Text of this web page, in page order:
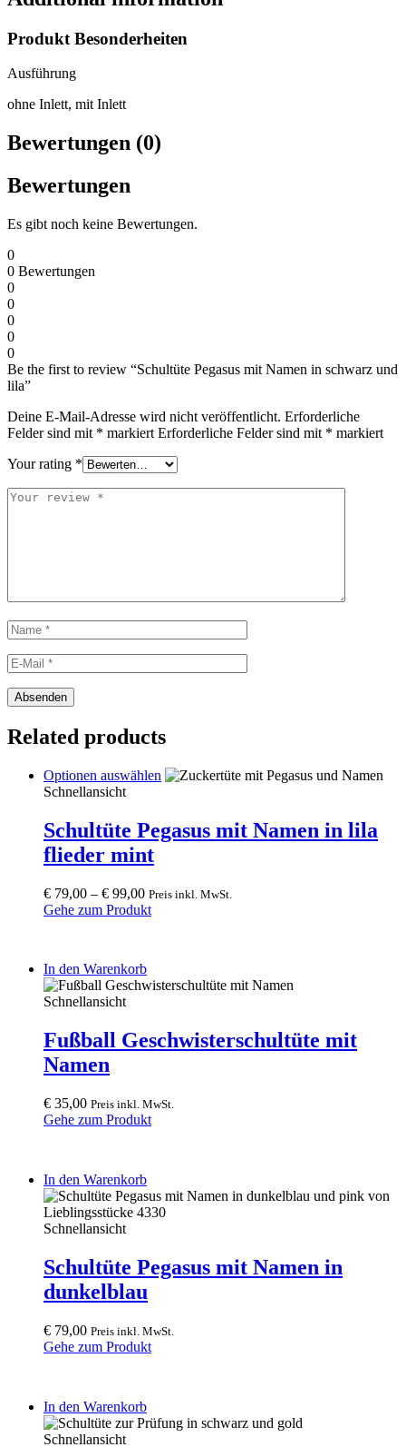
Produkt Besonderheiten
Ausführung
ohne Inlett, mit Inlett
Bewertungen (0)
Bewertungen
Es gibt noch keine Bewertungen.
0
0 Bewertungen
0
0
0
0
0
Be the first to review “Schultüte Pegasus mit Namen in schwarz und
lila”
Deine E-Mail-Adresse wird nicht veröffentlicht. Erforderliche
Felder sind mit * markiert Erforderliche Felder sind mit * markiert
Your rating *
Related products
Optionen auswählen This
multiple
variants.
may
page
Schnellansicht
Schultüte Pegasus mit Namen in lila
flieder mint
€ 79,00 – € 99,00 Preis inkl. MwSt.
Gehe zum Produkt
In den Warenkorb
Schnellansicht
Fußball Geschwisterschultüte mit
Namen
€ 35,00 Preis inkl. MwSt.
Gehe zum Produkt
In den Warenkorb
Schnellansicht
Schultüte Pegasus mit Namen in
dunkelblau
€ 79,00 Preis inkl. MwSt.
Gehe zum Produkt
In den Warenkorb
Schnellansicht